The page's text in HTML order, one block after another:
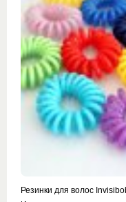
Резинки для волос